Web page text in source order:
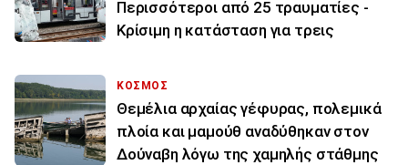
Περισσότεροι από 25 τραυματίες -
Κρίσιμη η κατάσταση για τρεις
ΚΟΣΜΟΣ
Θεμέλια αρχαίας γέφυρας, πολεμικά
πλοία και μαμούθ αναδύθηκαν στον
Δούναβη λόγω της χαμηλής στάθμης